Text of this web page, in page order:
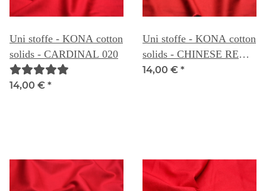
Uni stoffe - KONA cotton
solids - CARDINAL 020
14,00 € *
Uni stoffe - KONA cotton
solids - CHINESE RED
021
14,00 € *